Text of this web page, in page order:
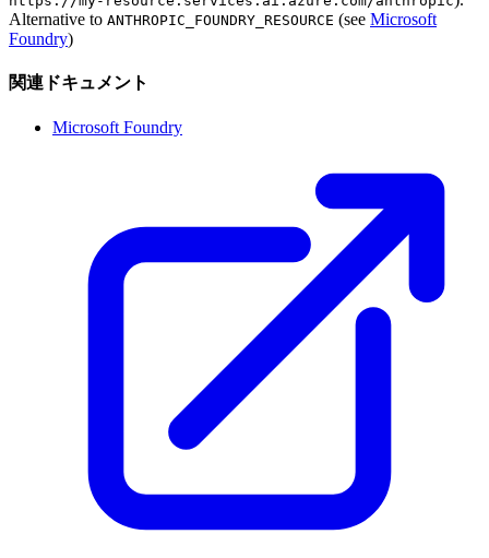
Alternative to ANTHROPIC_FOUNDRY_RESOURCE (see Microsoft
Foundry)
関連ドキュメント
Microsoft Foundry